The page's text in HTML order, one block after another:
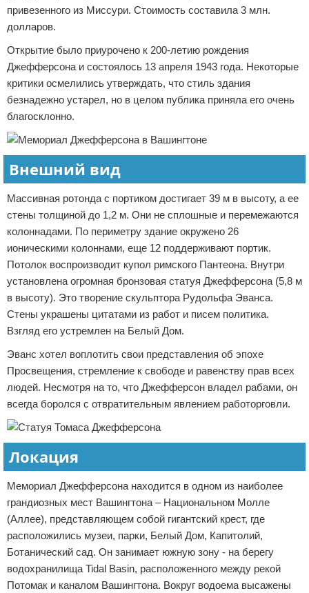
привезенного из Миссури. Стоимость составила 3 млн.
долларов.
Открытие было приурочено к 200-летию рождения
Джефферсона и состоялось 13 апреля 1943 года. Некоторые
критики осмелились утверждать, что стиль здания
безнадежно устарел, но в целом публика приняла его очень
благосклонно.
Внешний вид
Массивная ротонда с портиком достигает 39 м в высоту, а ее
стены толщиной до 1,2 м. Они не сплошные и перемежаются
колоннадами. По периметру здание окружено 26
ионическими колоннами, еще 12 поддерживают портик.
Потолок воспроизводит купол римского Пантеона. Внутри
установлена огромная бронзовая статуя Джефферсона (5,8 м
в высоту). Это творение скульптора Рудольфа Эванса.
Стены украшены цитатами из работ и писем политика.
Взгляд его устремлен на Белый Дом.
Эванс хотел воплотить свои представления об эпохе
Просвещения, стремление к свободе и равенству прав всех
людей. Несмотря на то, что Джефферсон владел рабами, он
всегда боролся с отвратительным явлением работорговли.
Локация
Мемориал Джефферсона находится в одном из наиболее
грандиозных мест Вашингтона – Национальном Молле
(Аллее), представляющем собой гигантский крест, где
расположились музеи, парки, Белый Дом, Капитолий,
Ботанический сад. Он занимает южную зону - на берегу
водохранилища Tidal Basin, расположенного между рекой
Потомак и каналом Вашингтона. Вокруг водоема высажены